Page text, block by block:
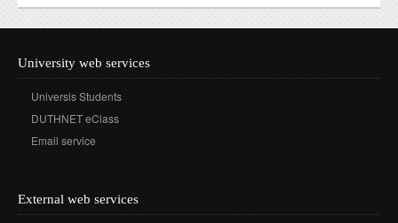
University web services
Universis Students
DUTHNET eClass
Email service
External web services